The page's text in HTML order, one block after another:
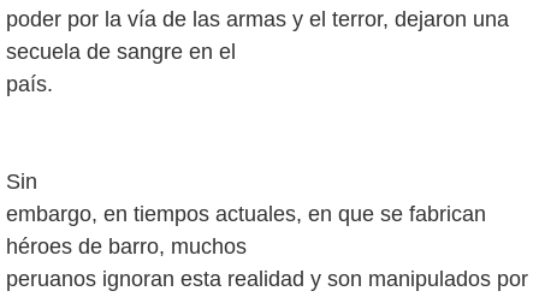
poder por la vía de las armas y el terror, dejaron una
secuela de sangre en el
país.
Sin
embargo, en tiempos actuales, en que se fabrican
héroes de barro, muchos
peruanos ignoran esta realidad y son manipulados por